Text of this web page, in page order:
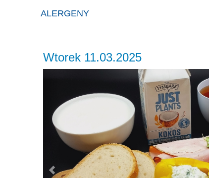
ALERGENY
Wtorek 11.03.2025